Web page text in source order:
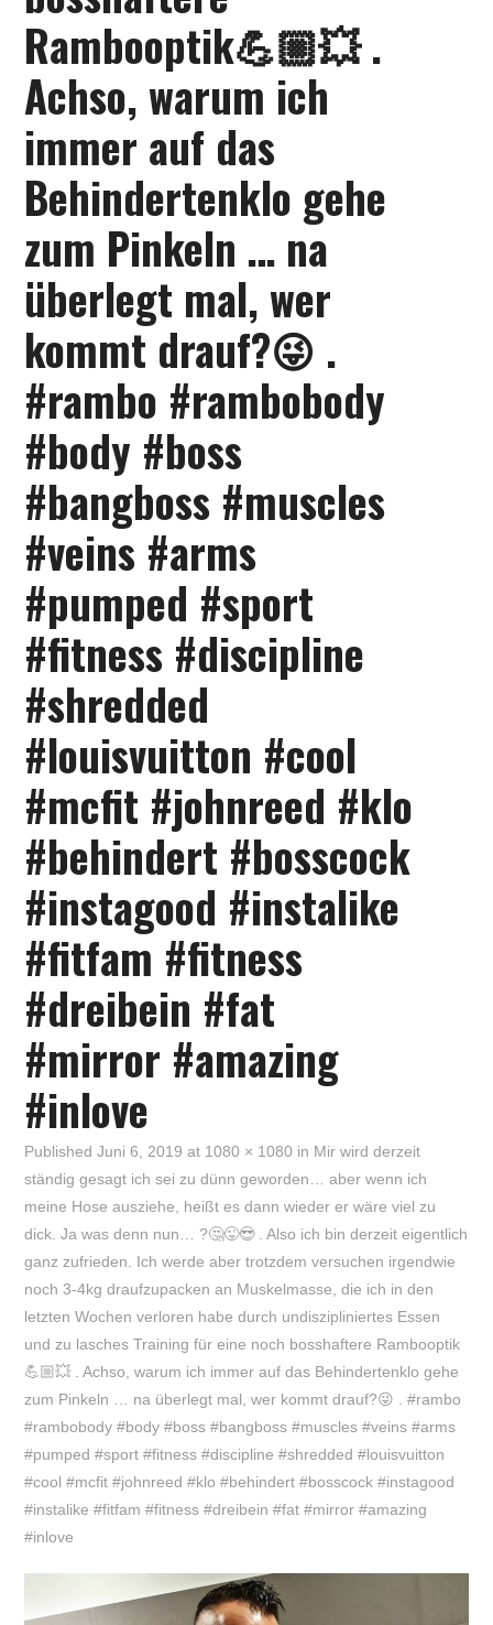
Rambooptik💪🏼💥 .
Achso, warum ich
immer auf das
Behindertenklo gehe
zum Pinkeln … na
überlegt mal, wer
kommt drauf?😜 .
#rambo #rambobody
#body #boss
#bangboss #muscles
#veins #arms
#pumped #sport
#fitness #discipline
#shredded
#louisvuitton #cool
#mcfit #johnreed #klo
#behindert #bosscock
#instagood #instalike
#fitfam #fitness
#dreibein #fat
#mirror #amazing
#inlove
PublishedJuni 6, 2019 at 1080 × 1080 in Mir wird derzeit
ständig gesagt ich sei zu dünn geworden… aber wenn ich
meine Hose ausziehe, heißt es dann wieder er wäre viel zu
dick. Ja was denn nun… ?🤔😜😎 . Also ich bin derzeit eigentlich
ganz zufrieden. Ich werde aber trotzdem versuchen irgendwie
noch 3-4kg draufzupacken an Muskelmasse, die ich in den
letzten Wochen verloren habe durch undiszipliniertes Essen
und zu lasches Training für eine noch bosshaftere Rambooptik
💪🏼💥 . Achso, warum ich immer auf das Behindertenklo gehe
zum Pinkeln … na überlegt mal, wer kommt drauf?😜 . #rambo
#rambobody #body #boss #bangboss #muscles #veins #arms
#pumped #sport #fitness #discipline #shredded #louisvuitton
#cool #mcfit #johnreed #klo #behindert #bosscock #instagood
#instalike #fitfam #fitness #dreibein #fat #mirror #amazing
#inlove